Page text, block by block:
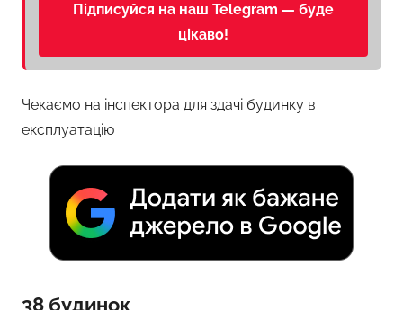
Підписуйся на наш Telegram — буде
цікаво!
Чекаємо на інспектора для здачі будинку в
експлуатацію
38 будинок